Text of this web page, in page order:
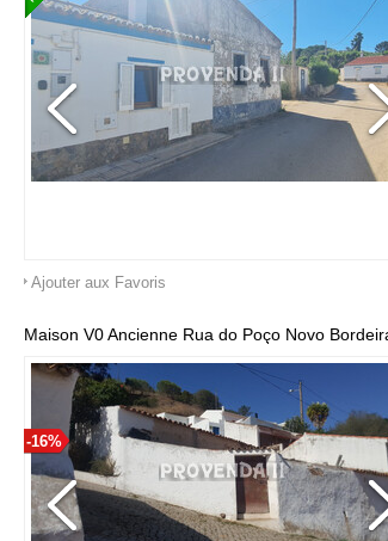
Ajouter aux Favoris
Maison V0 Ancienne Rua do Poço Novo
-16%